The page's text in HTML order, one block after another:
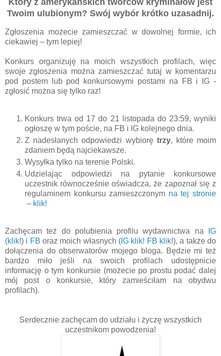
Który z amerykańskich twórców kryminałów jest
Twoim ulubionym? Swój wybór krótko uzasadnij.
Zgłoszenia możecie zamieszczać w dowolnej formie, ich
ciekawiej – tym lepiej!
Konkurs organizuję na moich wszystkich profilach, więc
swoje zgłoszenia można zamieszczać tutaj w komentarzu
pod postem lub pod konkursowymi postami na FB i IG -
zgłosić można się tylko raz!
Konkurs trwa od 17 do 21 listopada do 23:59, wyniki
ogłoszę w tym poście, na FB i IG kolejnego dnia.
Z nadesłanych odpowiedzi wybiorę trzy, które moim
zdaniem będą najciekawsze.
Wysyłka tylko na terenie Polski.
Udzielając odpowiedzi na pytanie konkursowe
uczestnik równocześnie oświadcza, że zapoznał się z
regulaminem konkursu zamieszczonym na tej stronie
– klik!
Zachęcam też do polubienia profilu wydawnictwa na
IG
(klik!) i FB oraz moich własnych (IG klik! FB klik!), a także do
dołączenia do obserwatorów mojego bloga. Będzie mi też
bardzo miło jeśli na swoich profilach udostępnicie
informację o tym konkursie (możecie po prostu podać dalej
mój post o konkursie, który zamieściłam na obydwu
profilach).
Serdecznie zachęcam do udziału i życzę wszystkich
uczestnikom powodzenia!